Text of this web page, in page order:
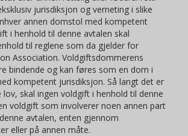
jurisdiksjon og verneting i slike
annen domstol med kompetent
i henhold til denne avtalen skal
til reglene som da gjelder for
Association. Voldgiftsdommerens
bindende og kan føres som en dom i
kompetent jurisdiksjon. Så langt det er
skal ingen voldgift i henhold til denne
voldgift som involverer noen annen part
avtalen, enten gjennom
eller på annen måte.